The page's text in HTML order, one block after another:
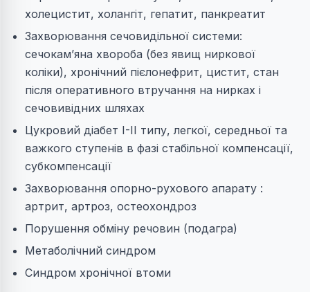
холецистит, холангіт, гепатит, панкреатит
Захворювання сечовидільної системи:
сечокам’яна хвороба (без явищ ниркової
коліки), хронічний пієлонефрит, цистит, стан
після оперативного втручання на нирках і
сечовивідних шляхах
Цукровий діабет I-II типу, легкої, середньої та
важкого ступенів в фазі стабільної компенсації,
субкомпенсації
Захворювання опорно-рухового апарату :
артрит, артроз, остеохондроз
Порушення обміну речовин (подагра)
Метаболічний синдром
Синдром хронічної втоми